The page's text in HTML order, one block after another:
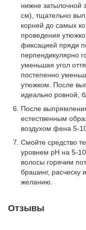
нижне затылочной
см), тщательно
корней до самых
проведения
фиксацией пряди
перпендикулярно
уменьшая угол
постепенно
утюжком. После
идеально ровной,
После
естественным
воздухом фена 5-
Смойте средство
уровнем рН на 5-
волосы горячим
брашинг, расческу
желанию.
Отзывы